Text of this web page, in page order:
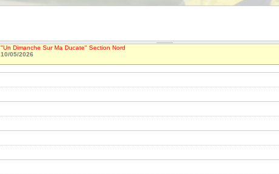
"Un Dimanche Sur Ma Ducate" Section Nord
10/05/2026